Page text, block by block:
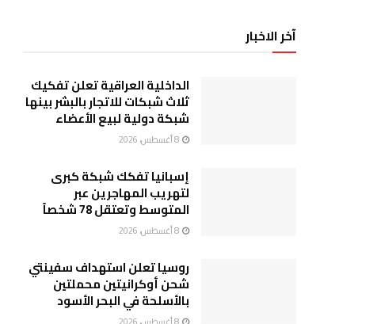
آخر الاخبار
الداخلية العراقية تعلن تفكيك
ثلاث شبكات للاتجار بالبشر بينها
شبكة دولية لبيع الأعضاء
إسبانيا تفكك شبكة كبرى
لتهريب المهاجرين عبر
المتوسط وتعتقل 78 شخصاً
روسيا تعلن استهداف سفينتي
شحن أوكرانيتين محملتين
بالأسلحة في البحر الأسود